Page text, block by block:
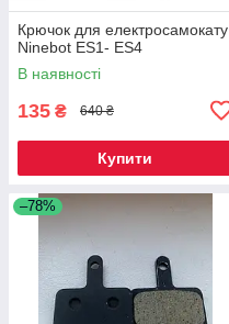
Крючок для електросамокату
Ninebot ES1- ES4
В наявності
135 ₴ 640 ₴
Купити
–78%